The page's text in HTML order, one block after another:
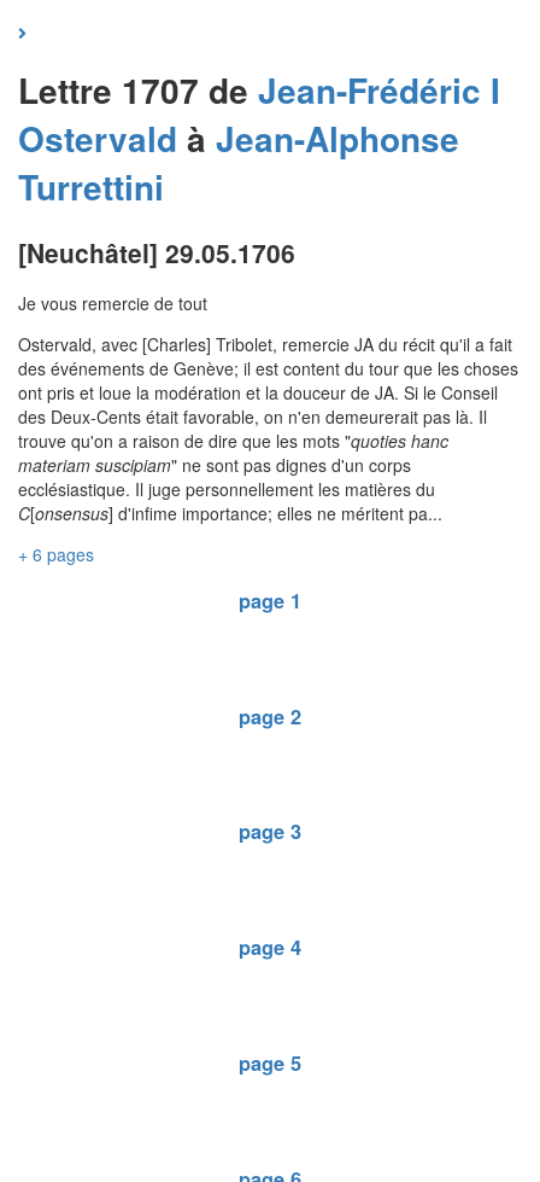
Lettre 1707 de Jean-Frédéric I
Ostervald à Jean-Alphonse
Turrettini
[Neuchâtel] 29.05.1706
Je vous remercie de tout
Ostervald, avec [Charles] Tribolet, remercie JA du récit qu'il a fait
des événements de Genève; il est content du tour que les choses
ont pris et loue la modération et la douceur de JA. Si le Conseil
des Deux-Cents était favorable, on n'en demeurerait pas là. Il
trouve qu'on a raison de dire que les mots "quoties hanc
materiam suscipiam" ne sont pas dignes d'un corps
ecclésiastique. Il juge personnellement les matières du
C[onsensus] d'infime importance; elles ne méritent pa...
+ 6 pages
page 1
page 2
page 3
page 4
page 5